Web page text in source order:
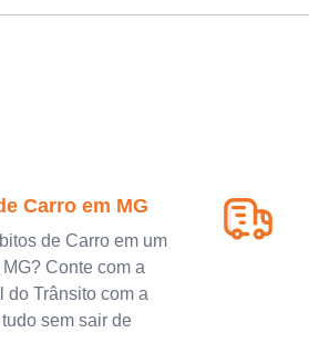
Carro em MG
de Carro em um
Conte com a
do Trânsito com a
sem sair de